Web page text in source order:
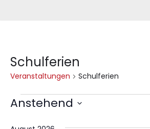
Schulferien
Veranstaltungen Schulferien
Anstehend